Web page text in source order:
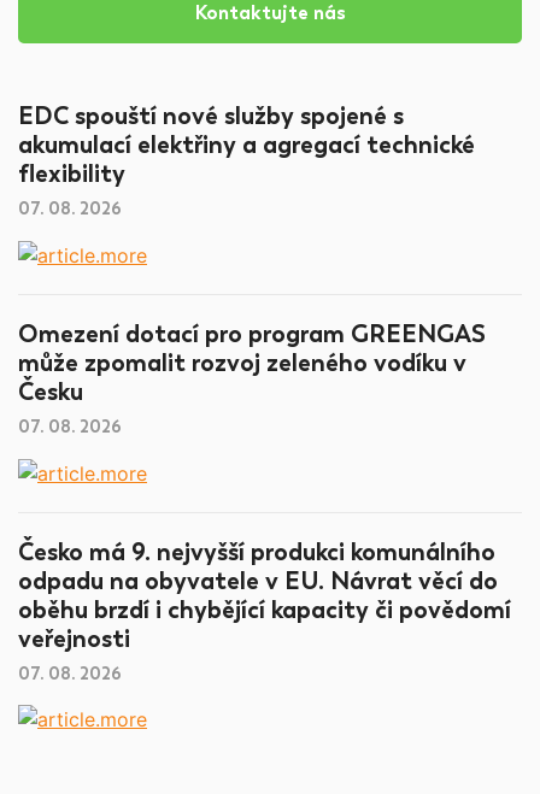
Kontaktujte nás
EDC spouští nové služby spojené s
akumulací elektřiny a agregací technické
flexibility
07. 08. 2026
Omezení dotací pro program GREENGAS
může zpomalit rozvoj zeleného vodíku v
Česku
07. 08. 2026
Česko má 9. nejvyšší produkci komunálního
odpadu na obyvatele v EU. Návrat věcí do
oběhu brzdí i chybějící kapacity či povědomí
veřejnosti
07. 08. 2026